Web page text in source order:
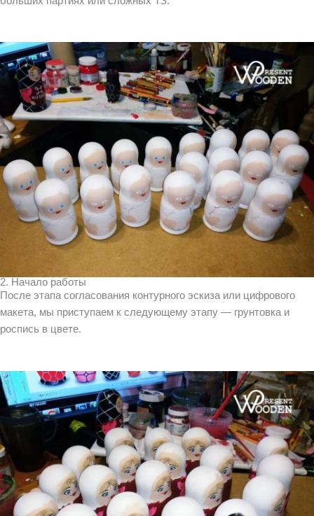
2. Начало работы
После этапа согласования контурного эскиза или цифрового
макета, мы приступаем к следующему этапу — грунтовка и
роспись в цвете.